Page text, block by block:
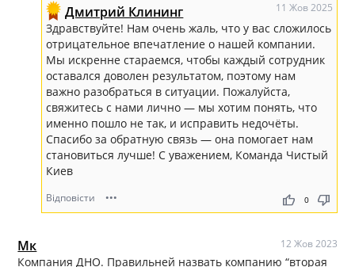
Дмитрий Клининг 11 Жов 2025
Здравствуйте! Нам очень жаль, что у вас сложилось
отрицательное впечатление о нашей компании.
Мы искренне стараемся, чтобы каждый сотрудник
оставался доволен результатом, поэтому нам
важно разобраться в ситуации. Пожалуйста,
свяжитесь с нами лично — мы хотим понять, что
именно пошло не так, и исправить недочёты.
Спасибо за обратную связь — она помогает нам
становиться лучше! С уважением, Команда Чистый
Киев
Відповісти ••• thumb_up thumb_down
0
Мк 12 Жов 2023
Компания ДНО. Правильней назвать компанию “вторая